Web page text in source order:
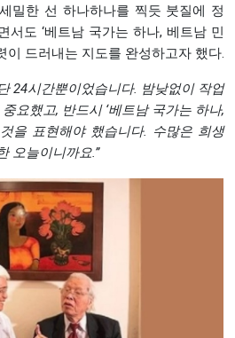
밀한 선 하나하나를 찍듯 붓질에 정
서도 ‘베트남 국가는 하나, 베트남 민
이 드러내는 지도를 완성하고자 했다.
24시간뿐이었습니다. 밤낮없이 작업
중요했고, 반드시 ‘베트남 국가는 하나,
것을 표현해야 했습니다. 수많은 희생
오늘이니까요.”